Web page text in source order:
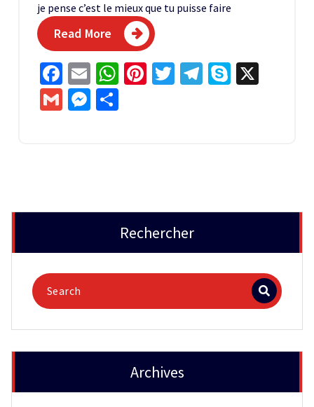
je pense c’est le mieux que tu puisse faire
Read More
Facebook
EmailWhatsApp
Pinterest
Twitter
Telegram
Skype
GmailMessenger
Rechercher
Archives